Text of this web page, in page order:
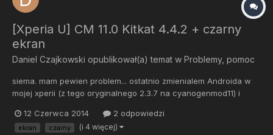
[Xperia U] CM 11.0 Kitkat 4.4.2 + czarny
ekran
Daniel Czajkowski opublikował(a) temat w Problemy, pomoc
siema. mam pewien problem... ostatnio zmienialem Androida w
mojej xperii (z tego oryginalnego 2.3.7 na cyanogenmod11) i
nagle sie wylaczyl... teraz gdy go wlaczam to dziala tylko ekran
wpisana pinu do karty... pozniej ekran robi sie czarny....
12 Czerwca 2014 2 odpowiedzi
ekran czarny (i 4 więcej)